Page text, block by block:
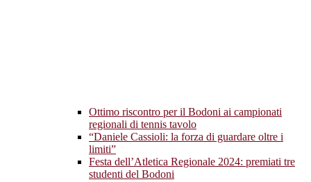
Ottimo riscontro per il Bodoni ai campionati
regionali di tennis tavolo
“Daniele Cassioli: la forza di guardare oltre i
limiti”
Festa dell’Atletica Regionale 2024: premiati tre
studenti del Bodoni